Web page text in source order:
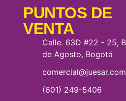
PUNTOS DE
VENTA
Calle. 63D #22 - 25,
de Agosto, Bogotá
comercial@juesar.com
(601) 249-5406